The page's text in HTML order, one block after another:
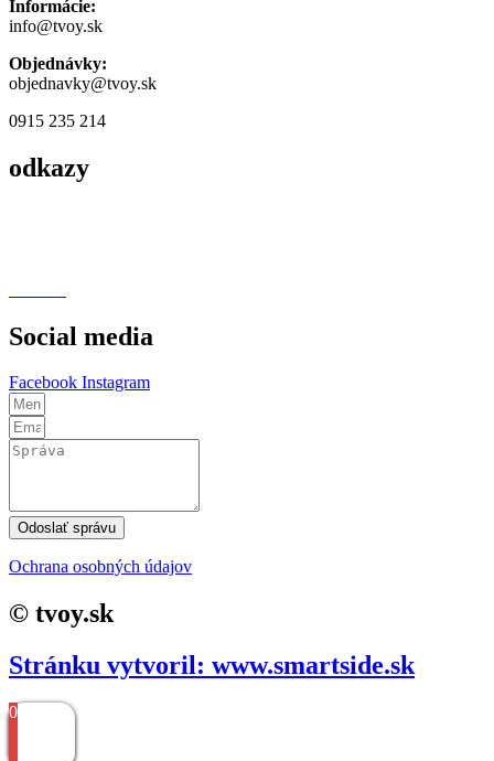
Informácie:
info@tvoy.sk
Objednávky:
objednavky@tvoy.sk
0915 235 214
odkazy
Social media
Facebook Instagram
Odoslať správu
Ochrana osobných údajov
© tvoy.sk
Stránku vytvoril: www.smartside.sk
0